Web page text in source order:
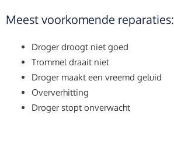
Meest voorkomende reparaties:
Droger droogt niet goed
Trommel draait niet
Droger maakt een vreemd geluid
Oververhitting
Droger stopt onverwacht